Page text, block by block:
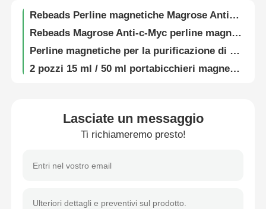
Controllo di qualità
Contattaci
Sfere magnetiche per l'estrazione di acidi nucleici
Kit di estrazione di DNA / RNA
Ls Colonna
Magrose TED-Ni
Lasciate un messaggio
Ti richiameremo presto!